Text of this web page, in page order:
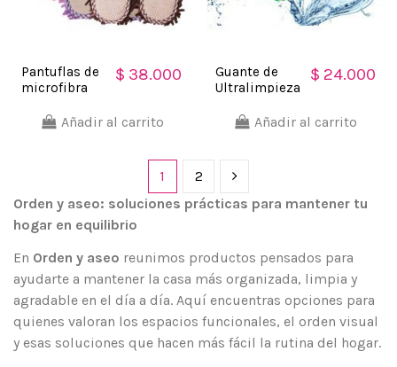
Pantuflas de
microfibra
policha
$ 38.000
Añadir al carrito
Guante de
Ultralimpieza
para
$ 24.000
Añadir al carrito
1
2
Orden y aseo: soluciones prácticas para mantener tu
hogar en equilibrio
En Orden y aseo reunimos productos pensados para
ayudarte a mantener la casa más organizada, limpia y
agradable en el día a día. Aquí encuentras opciones para
quienes valoran los espacios funcionales, el orden visual
y esas soluciones que hacen más fácil la rutina del hogar.